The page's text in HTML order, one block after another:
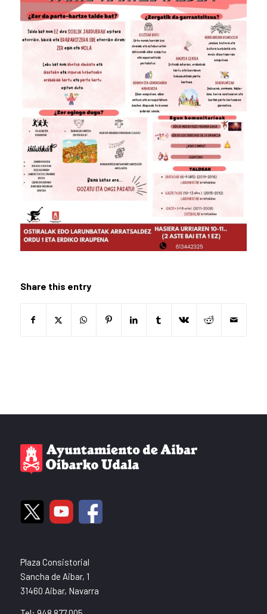
Share this entry
Plaza Consistorial
Sancha de Aibar, 1
31460 Aibar, Navarra